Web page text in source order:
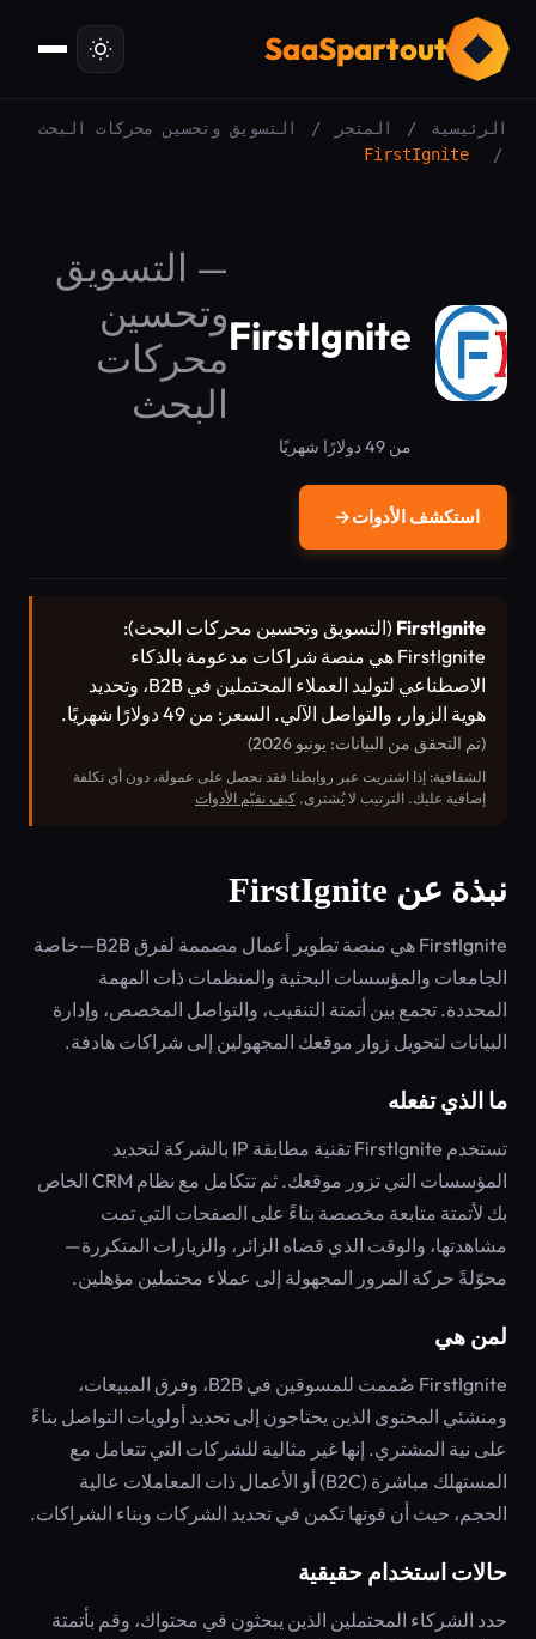
SaaSpartout
الرئيسية / المتجر /
التسويق وتحسين محركات البحث
/
FirstIgnite
FirstIgnite
— التسويق
وتحسين
محركات
البحث
من 49 دولارًا شهريًا
استكشف الأدوات→
FirstIgnite (التسويق وتحسين محركات البحث):
FirstIgnite هي منصة شراكات مدعومة بالذكاء
الاصطناعي لتوليد العملاء المحتملين في B2B، وتحديد
هوية الزوار، والتواصل الآلي. السعر: من 49 دولارًا شهريًا.
(تم التحقق من البيانات: يونيو 2026)
الشفافية: إذا اشتريت عبر روابطنا فقد نحصل على عمولة، دون أي تكلفة
إضافية عليك. الترتيب لا يُشترى. كيف نقيّم الأدوات
نبذة عن FirstIgnite
FirstIgnite هي منصة تطوير أعمال مصممة لفرق B2B—خاصة
الجامعات والمؤسسات البحثية والمنظمات ذات المهمة
المحددة. تجمع بين أتمتة التنقيب، والتواصل المخصص، وإدارة
البيانات لتحويل زوار موقعك المجهولين إلى شراكات هادفة.
ما الذي تفعله
تستخدم FirstIgnite تقنية مطابقة IP بالشركة لتحديد
المؤسسات التي تزور موقعك. ثم تتكامل مع نظام CRM الخاص
بك لأتمتة متابعة مخصصة بناءً على الصفحات التي تمت
مشاهدتها، والوقت الذي قضاه الزائر، والزيارات المتكررة—
محوّلةً حركة المرور المجهولة إلى عملاء محتملين مؤهلين.
لمن هي
FirstIgnite صُممت للمسوقين في B2B، وفرق المبيعات،
ومنشئي المحتوى الذين يحتاجون إلى تحديد أولويات التواصل بناءً
على نية المشتري. إنها غير مثالية للشركات التي تتعامل مع
المستهلك مباشرة (B2C) أو الأعمال ذات المعاملات عالية
الحجم، حيث أن قوتها تكمن في تحديد الشركات وبناء الشراكات.
حالات استخدام حقيقية
حدد الشركاء المحتملين الذين يبحثون في محتواك، وقم بأتمتة